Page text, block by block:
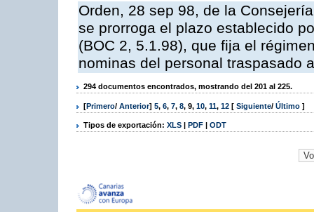
Orden, 28 sep 98, de la
se prorroga el plazo establecido
(BOC 2, 5.1.98), que fija el
nominas del personal traspasado
294 documentos encontrados, mostrando del 201 al 225.
[Primero/ Anterior] 5, 6, 7, 8, 9, 10, 11, 12 [ Siguiente/ Último ]
Tipos de exportación: XLS | PDF | ODT